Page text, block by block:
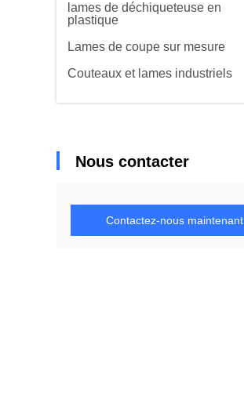
lames de déchiqueteuse en
plastique
Lames de coupe sur mesure
Couteaux et lames industriels
Nous contacter
Contactez-nous maintenant